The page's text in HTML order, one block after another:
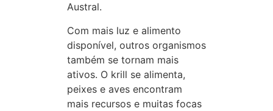
Austral.
Com mais luz e alimento
disponível, outros organismos
também se tornam mais
ativos. O krill se alimenta,
peixes e aves encontram
mais recursos e muitas focas